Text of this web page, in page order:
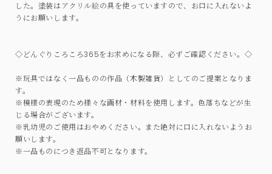
した。塗装はアクリル絵の具を使っていますので、お口に入れないよ
うにお願いします。
◇どんぐりころころ365をお求めになる際、必ずご確認ください。◇
※玩具ではなく一品ものの作品（木製雑貨）としてのご提案となりま
す。
※模様の表現のため様々な画材・材料を使用します。色落ちなどが生
じる場合がございます。
※乳幼児のご使用はおやめください。また絶対に口に入れないようお
願いします。
※一品ものにつき返品不可となります。